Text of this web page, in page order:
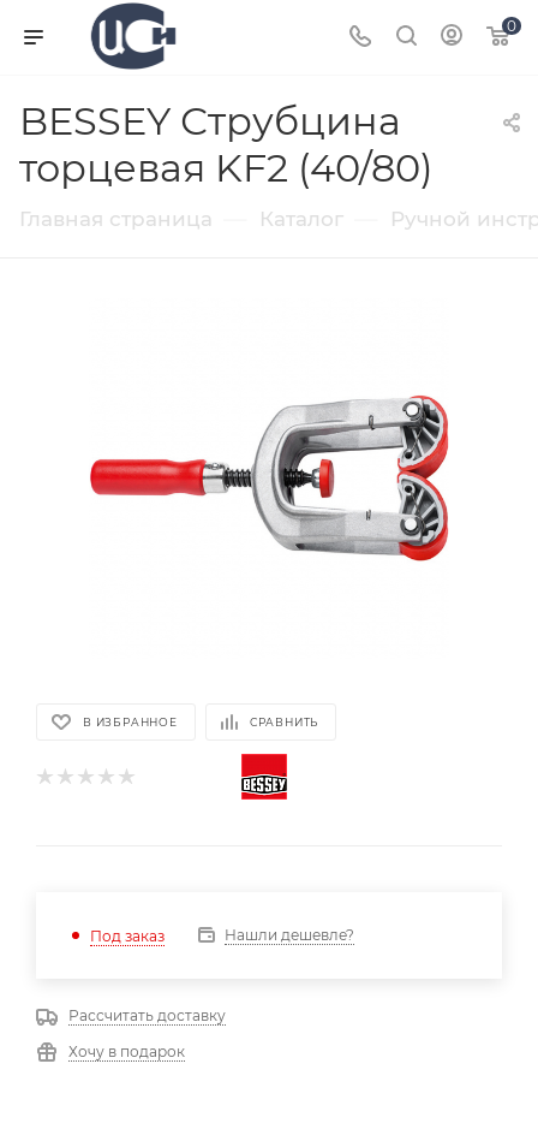
0
BESSEY Струбцина
торцевая KF2 (40/80)
Главная страница Каталог Ручной
В ИЗБРАННОЕ СРАВНИТЬ
Под заказ Нашли дешевле?
Рассчитать доставку
Хочу в подарок